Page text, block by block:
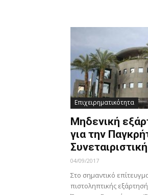
Επιχειρηματικότητα
Μηδενική
για την
04/09/2017
Στο σημαντικό
πιστοληπτικής